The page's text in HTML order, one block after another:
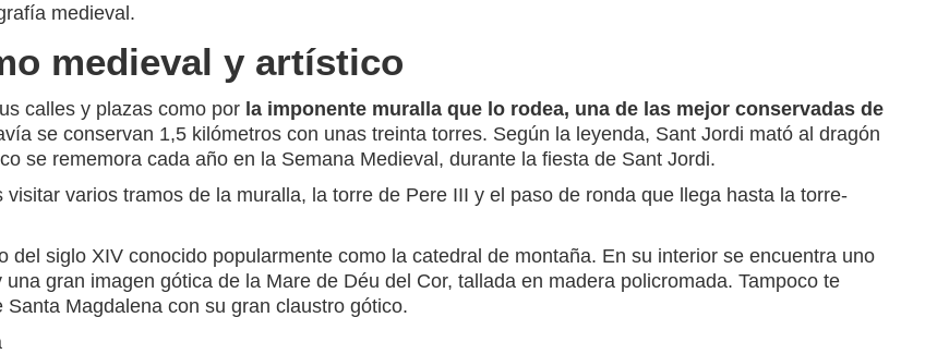
medieval.
medieval y artístico
calles y plazas como por la imponente muralla que lo rodea, una de las mejor conservadas de
se conservan 1,5 kilómetros con unas treinta torres. Según la leyenda, Sant Jordi mató al dragón
se rememora cada año en la Semana Medieval, durante la fiesta de Sant Jordi.
varios tramos de la muralla, la torre de Pere III y el paso de ronda que llega hasta la torre-
siglo XIV conocido popularmente como la catedral de montaña. En su interior se encuentra uno
gran imagen gótica de la Mare de Déu del Cor, tallada en madera policromada. Tampoco te
Magdalena con su gran claustro gótico.